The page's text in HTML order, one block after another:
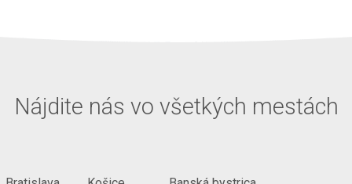
Nájdite nás vo všetkých mestách